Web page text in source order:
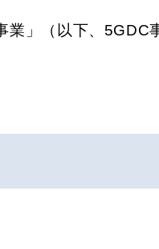
」（以下、5GDC